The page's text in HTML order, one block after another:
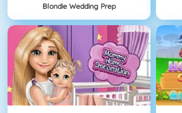
Blondie Wedding Prep